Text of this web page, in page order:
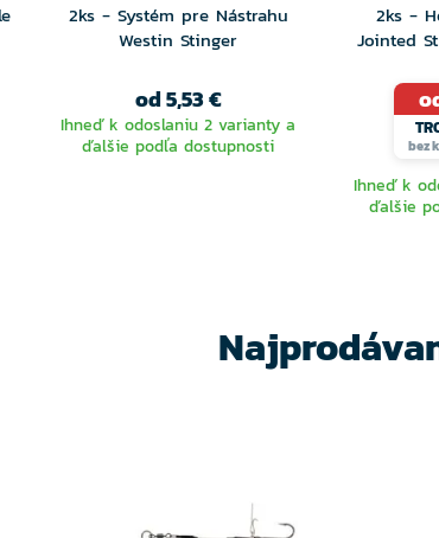
2ks - Systém pre Nástrahu
Westin Stinger
od 5,53 €
Ihneď k odoslaniu 2 varianty a
ďalšie podľa dostupnosti
2ks -
Jointed
bez
Ihneď k
ďalšie